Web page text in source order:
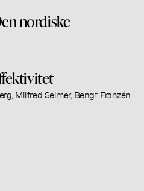
nordiske
Milfred Selmer, Bengt Franzén